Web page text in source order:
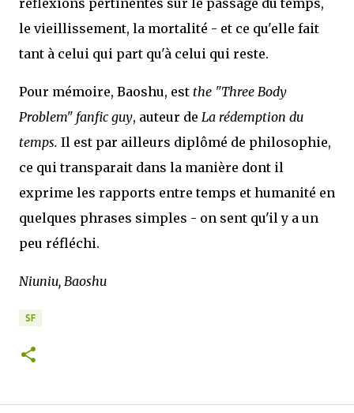
le vieillissement, la mortalité - et ce qu'elle fait
tant à celui qui part qu'à celui qui reste.
Pour mémoire, Baoshu, est the "Three Body
Problem" fanfic guy, auteur de La rédemption du
temps. Il est par ailleurs diplômé de philosophie,
ce qui transparait dans la manière dont il
exprime les rapports entre temps et humanité en
quelques phrases simples - on sent qu'il y a un
peu réfléchi.
Niuniu, Baoshu
SF